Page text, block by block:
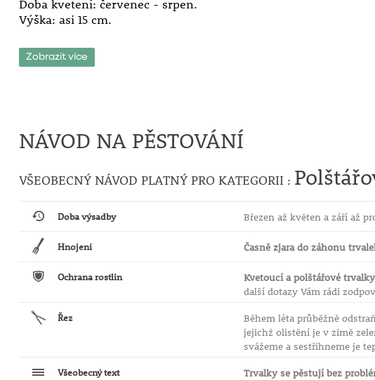
Doba kvetení: červenec - srpen.
Výška: asi 15 cm.
Zobrazit více
NÁVOD NA PĚSTOVÁNÍ
VŠEOBECNÝ NÁVOD PLATNÝ PRO KATEGORII :
Doba výsadby Březen až květen a září až
Hnojení Časně zjara do záhonu
Ochrana rostlin Kvetoucí a polštářové
další dotazy Vám rádi
Řez
Během léta průběžně
jejichž olistění je v zimě
svážeme a sestřihneme je
Všeobecný text Trvalky se pěstují bez